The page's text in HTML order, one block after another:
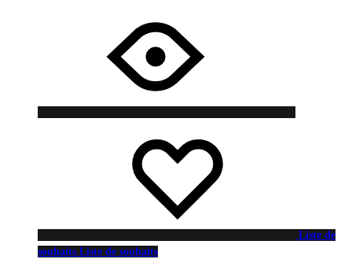
Liste de
souhaits Liste de souhaits